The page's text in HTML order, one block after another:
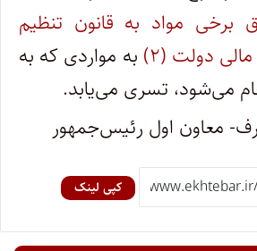
برخی مواد به قانون تنظیم
دولت (۲)
به مواردی که به
می‌شود، تسری می‌یابد.
معاون اول رئیس‌جمهور
کپی لینک